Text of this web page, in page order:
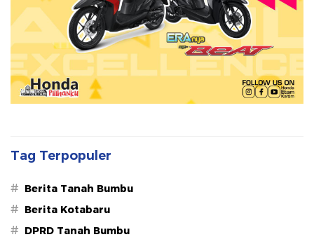
Tag Terpopuler
# Berita Tanah Bumbu
# Berita Kotabaru
# DPRD Tanah Bumbu